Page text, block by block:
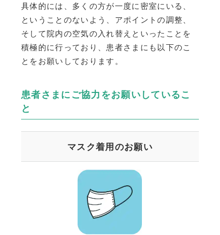
具体的には、多くの方が一度に密室にいる、
ということのないよう、アポイントの調整、
そして院内の空気の入れ替えといったことを
積極的に行っており、患者さまにも以下のこ
とをお願いしております。
患者さまにご協力をお願いしているこ
と
マスク着用のお願い